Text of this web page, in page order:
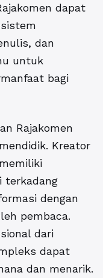
dapat
dan
untuk
bagi
Rajakomen
Kreator
terkadang
dengan
pembaca.
dari
dapat
dan menarik.